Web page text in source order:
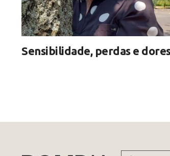
Sensibilidade, perdas e